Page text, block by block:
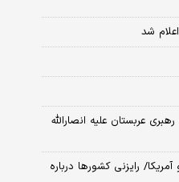
شد
عربستان علیه انصارالله
رایزنی کشورها درباره